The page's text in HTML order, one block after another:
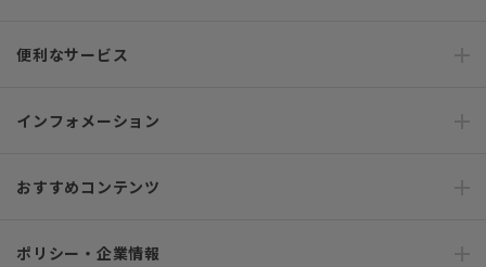
便利なサービス
インフォメーション
おすすめコンテンツ
ポリシー・企業情報